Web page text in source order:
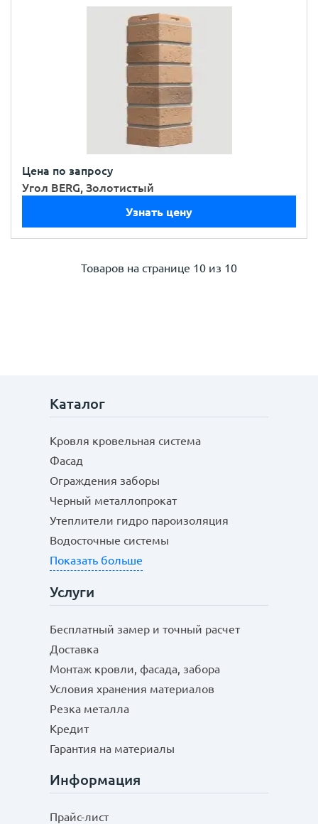
Цена по запросу
Угол BERG, Золотистый
Узнать цену
Товаров на странице 10 из 10
Каталог
Кровля кровельная система
Фасад
Ограждения заборы
Черный металлопрокат
Утеплители гидро пароизоляция
Водосточные системы
Показать больше
Услуги
Бесплатный замер и точный расчет
Доставка
Монтаж кровли, фасада, забора
Условия хранения материалов
Резка металла
Кредит
Гарантия на материалы
Информация
Прайс-лист